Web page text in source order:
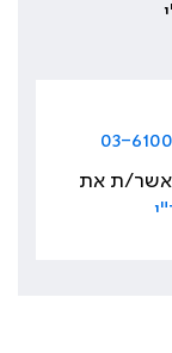
03-
ת את